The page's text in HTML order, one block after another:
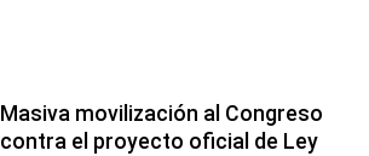
Masiva movilización al Congreso
contra el proyecto oficial de Ley